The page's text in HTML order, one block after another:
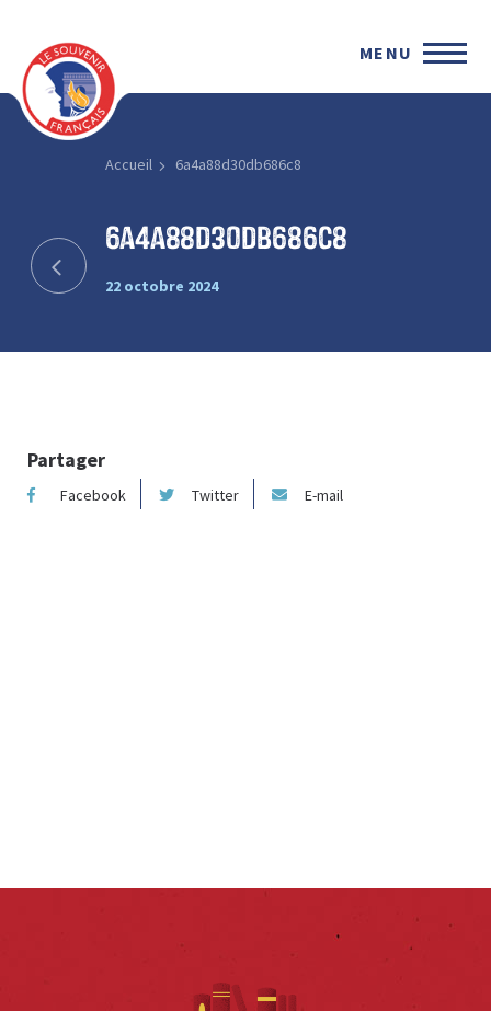
MENU
Accueil 6a4a88d30db686c8
6a4a88d30db686c8
22 octobre 2024
Partager
Facebook Twitter E-mail